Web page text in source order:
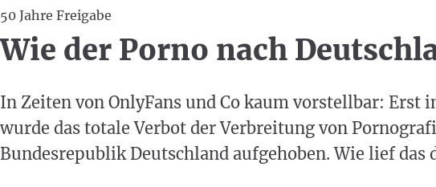
50 Jahre Freigabe
Wie der Porno nach
In Zeiten von OnlyFans und Co kaum vorstellbar: Erst
wurde das totale Verbot der Verbreitung von
Bundesrepublik Deutschland aufgehoben. Wie lief das